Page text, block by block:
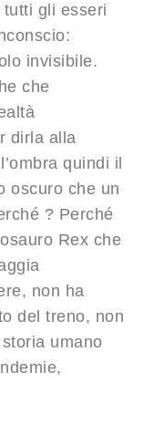
gli esseri
invisibile.
che
dirla alla
quindi il
oscuro che un
? Perché
Rex che
non ha
del treno, non
umano